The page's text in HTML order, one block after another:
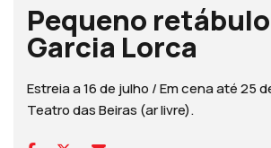
Pequeno
Garcia Lorca
Estreia a 16 de julho / Em cena até 25
Teatro das Beiras (ar livre).